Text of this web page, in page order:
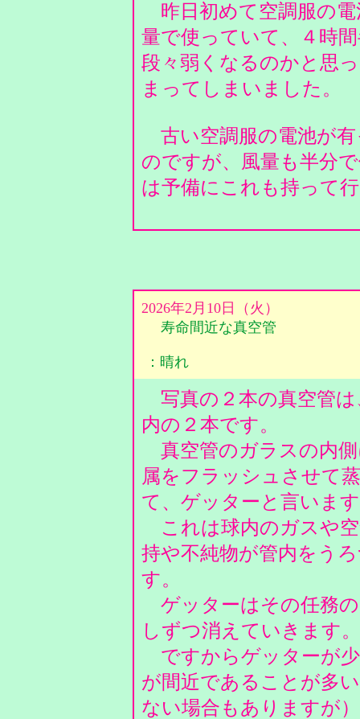
昨日初めて空調服の
量で使っていて、４時
段々弱くなるのかと思
まってしまいました。
古い空調服の電池が
のですが、風量も半分
は予備にこれも持って
2026年2月10日（火）
寿命間近な真空管
：晴れ
写真の２本の真空管
内の２本です。
真空管のガラスの内
属をフラッシュさせて
て、ゲッターと言いま
これは球内のガスや
持や不純物が管内をう
す。
ゲッターはその任務
しずつ消えていきます
ですからゲッターが
が間近であることが多
ない場合もありますが